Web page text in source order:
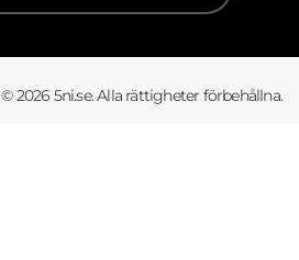
© 2026 5ni.se. Alla rättigheter förbehållna.